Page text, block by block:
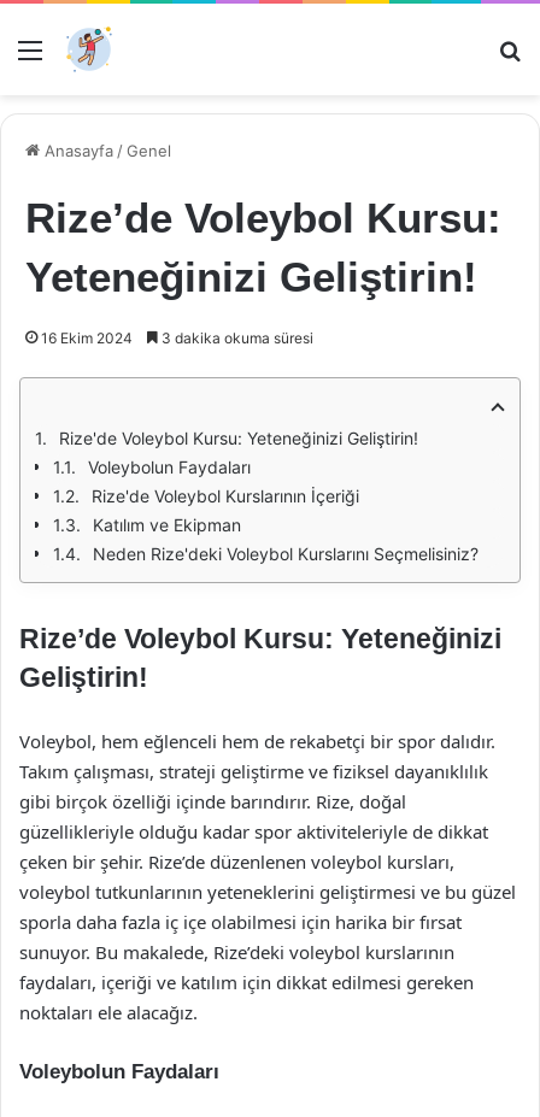
Menü
Anasayfa /Genel
Rize’de Voleybol Kursu:
Yeteneğinizi Geliştirin!
16 Ekim 2024 3 dakika okuma süresi
Rize'de Voleybol Kursu: Yeteneğinizi Geliştirin!
Voleybolun Faydaları
Rize'de Voleybol Kurslarının İçeriği
Katılım ve Ekipman
Neden Rize'deki Voleybol Kurslarını Seçmelisiniz?
Rize’de Voleybol Kursu: Yeteneğinizi
Geliştirin!
Voleybol, hem eğlenceli hem de rekabetçi bir spor dalıdır.
Takım çalışması, strateji geliştirme ve fiziksel dayanıklılık
gibi birçok özelliği içinde barındırır. Rize, doğal
güzellikleriyle olduğu kadar spor aktiviteleriyle de dikkat
çeken bir şehir. Rize’de düzenlenen voleybol kursları,
voleybol tutkunlarının yeteneklerini geliştirmesi ve bu güzel
sporla daha fazla iç içe olabilmesi için harika bir fırsat
sunuyor. Bu makalede, Rize’deki voleybol kurslarının
faydaları, içeriği ve katılım için dikkat edilmesi gereken
noktaları ele alacağız.
Voleybolun Faydaları